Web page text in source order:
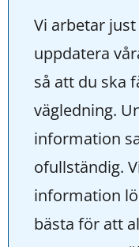
Vi arbetar
uppdatera
så att du ska
vägledning.
information
ofullständig.
information
bästa för att